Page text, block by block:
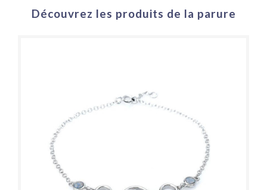
Découvrez les produits de la parure